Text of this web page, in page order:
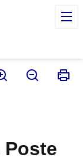
Poste